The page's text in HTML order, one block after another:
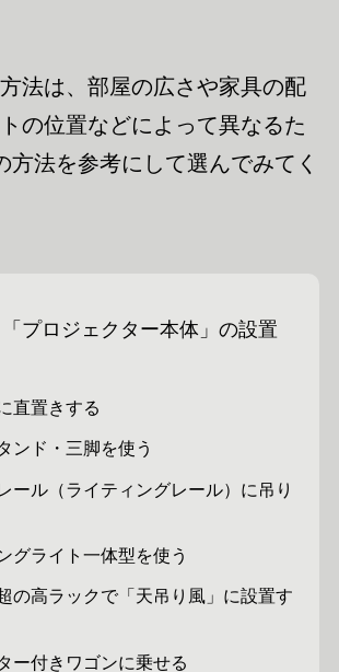
法は、部屋の広さや家具の配
の位置などによって異なるた
方法を参考にして選んでみてく
プロジェクター本体」の設置
直置きする
ンド・三脚を使う
ール（ライティングレール）に吊り
グライト一体型を使う
の高ラックで「天吊り風」に設置す
ー付きワゴンに乗せる